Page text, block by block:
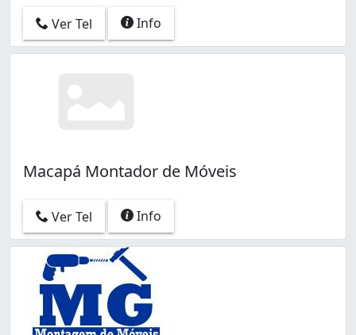
Ver Tel Info
Macapá Montador de Móveis
Ver Tel Info